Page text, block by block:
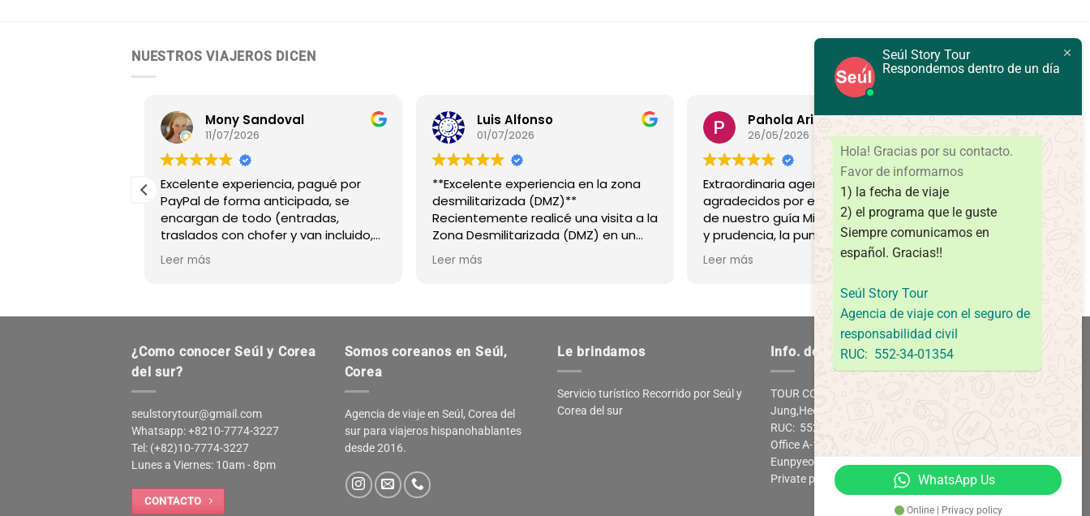
NUESTROS VIAJEROS DICEN
Argentina.
Mony Sandoval
11/07/2026
Excelente experiencia, pagué por
PayPal de forma anticipada, se
encargan de todo (entradas,
traslados con chofer y van incluido,
etc) tienen guías con amplio
conocimiento sobre Seúl, como
armar tu propio plan que se ajuste a
Leer más
Luis Alfonso
01/07/2026
**Excelente experiencia en la zona
desmilitarizada (DMZ)**
Recientemente realicé una visita a la
Zona Desmilitarizada (DMZ) en un
tour en español y la experiencia fue
excepcional. Quiero destacar
extremadamente amable,
explicaciones detalladas que
hicieron que la visita fuera muy
Asimismo, me gustaría agradecer a
**Jung**, el agente, quien fue
fundamental en todo el proceso de
Leer más
Pahola Arias
26/05/2026
Extraordinaria agencia! Muy
agradecidos por el profesionalismo
de nuestro guía Miguel, la amabilidad
y prudencia, la puntualidad del
transporte, siempre pendientes de
los detalles del grupo. Los
Leer más
EGV
23/04/2026
¿Como conocer Seúl y Corea
del sur?
seulstorytour@gmail.com
Whatsapp: +8210-7774-3227
Tel: (+82)10-7774-3227
Lunes a Viernes: 10am - 8pm
CONTACTO
Somos coreanos en Seúl,
Corea
Agencia de viaje en Seúl, Corea del
sur para viajeros hispanohablantes
desde 2016.
Le brindamos
Servicio turístico Recorrido por Seúl y
Corea del sur
Info. de empresa
TOUR COREA
Jung,HeeKyoung
RUC: 552-34-01354
Office A-1311, Eunpyeongro 85,
Eunpyeonggu, Seoul. South Korea
Private policy
Seúl Story Tour
Respondemos dentro de un día
Hola! Gracias por su contacto.
Favor de informarnos
1) la fecha de viaje
2) el programa que le guste
Siempre comunicamos en
español. Gracias!!
Seúl Story Tour
Agencia de viaje con el seguro de
responsabilidad civil
RUC: 552-34-01354
WhatsApp Us
Online | Privacy policy